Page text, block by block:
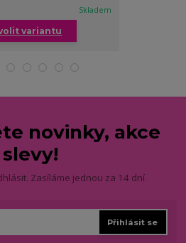
Skladem
variantu
novinky, akce
slevy!
Zasíláme jednou za 14 dní.
Přihlásit se